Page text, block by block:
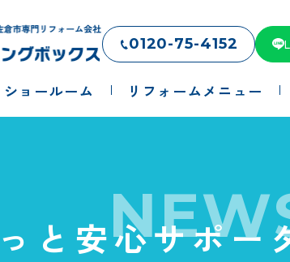
0120-75-4152
ショールーム リフォームメニュー
と安心サポー